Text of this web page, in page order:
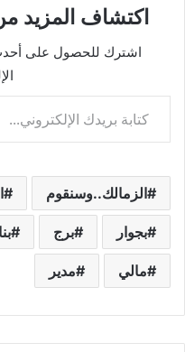
اكتشاف المزيد
اشترك للحصول على
كتابة بريدك الإلكتروني...
الزمالك..وسنقوم
بجوار برج
مالي مدير